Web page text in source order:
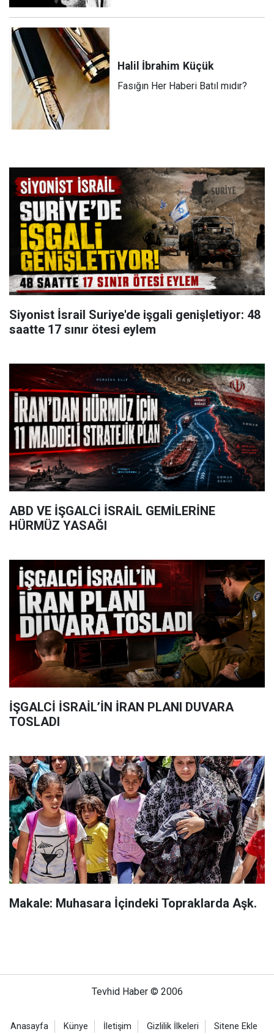
Halil İbrahim Küçük
Fasığın Her Haberi Batıl mıdır?
Siyonist İsrail Suriye'de işgali genişletiyor: 48
saatte 17 sınır ötesi eylem
ABD VE İŞGALCİ İSRAİL GEMİLERİNE
HÜRMÜZ YASAĞI
İŞGALCİ İSRAİL’İN İRAN PLANI DUVARA
TOSLADI
Makale: Muhasara İçindeki Topraklarda Aşk.
Tevhid Haber © 2006
Anasayfa Künye İletişim Gizlilik İlkeleri Sitene Ekle